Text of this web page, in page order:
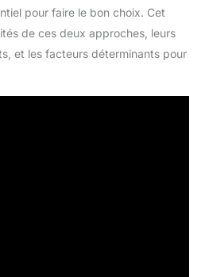
pour faire le bon choix. Cet
de ces deux approches, leurs
et les facteurs déterminants pour